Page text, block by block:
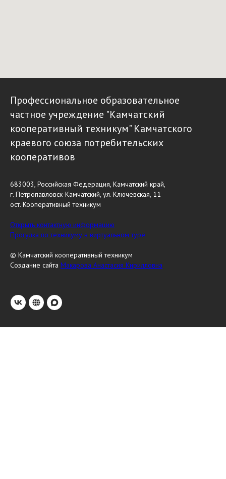
Профессиональное образовательное
частное учреждение "Камчатский
кооперативный техникум" Камчатского
краевого союза потребительских
кооперативов
683003, Российская Федерация, Камчатский край,
г. Петропавловск-Камчатский, ул. Ключевская, 11
ост. Кооперативный техникум
Открыть контактную информацию
Прогулка по техникуму в виртуальном туре
© Камчатский кооперативный техникум
Создание сайта Макарова Анастасия Кирилловна